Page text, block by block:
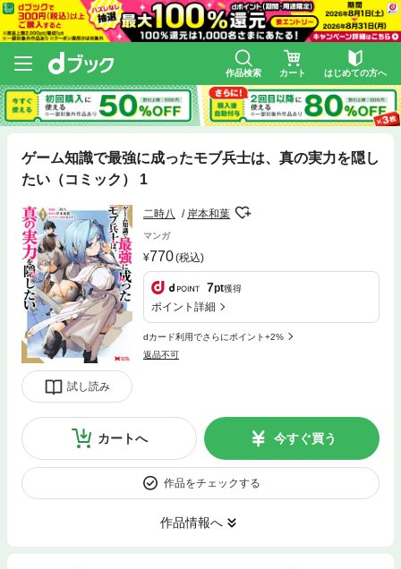
作品検索 カート はじめての方へ
ゲーム知識で最強に成ったモブ兵士は、真の実力を隠し
たい（コミック） 1
試し読み
二時八 岸本和葉
マンガ
770(税込)
7pt獲得
ポイント詳細
dカード利用でさらにポイント+2%
返品不可
カートへ 今すぐ買う
作品をチェックする
作品情報へ